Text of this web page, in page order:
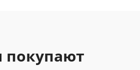
покупают